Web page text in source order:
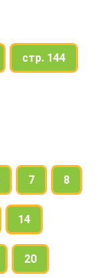
стр. 144
7 8
14
20